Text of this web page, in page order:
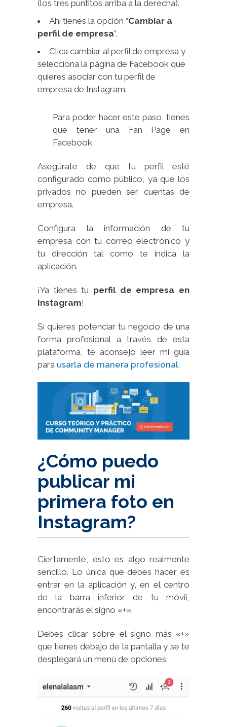
(los tres puntitos arriba a la derecha).
Ahí tienes la opción “Cambiar a
perfil de empresa”.
Clica cambiar al perfil de empresa y
selecciona la página de Facebook que
quieres asociar con tu perfil de
empresa de Instagram.
Para poder hacer este paso, tienes
que tener una Fan Page en
Facebook.
Asegúrate de que tu perfil esté
configurado como público, ya que los
privados no pueden ser cuentas de
empresa.
Configura la información de tu
empresa con tu correo electrónico y
tu dirección tal como te indica la
aplicación.
¡Ya tienes tu perfil de empresa en
Instagram!
Si quieres potenciar tu negocio de una
forma profesional a través de esta
plataforma, te aconsejo leer mi guía
para usarla de manera profesional.
¿Cómo puedo
publicar mi
primera foto en
Instagram?
Ciertamente, esto es algo realmente
sencillo. Lo única que debes hacer es
entrar en la aplicación y, en el centro
de la barra inferior de tu móvil,
encontrarás el signo «+».
Debes clicar sobre el signo más «+»
que tienes debajo de la pantalla y se te
desplegará un menú de opciones: